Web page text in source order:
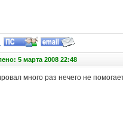
5 марта 2008 22:48
много раз нечего не